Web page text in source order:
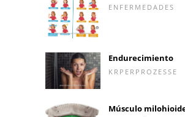
ENFERMEDADES
Endurecimiento
KRPERPROZESSE
Músculo